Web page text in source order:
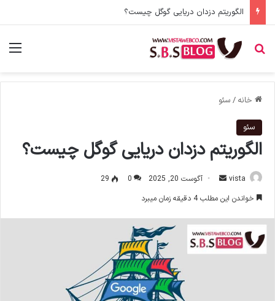
جستجو برای
خانه / سئو
سئو
الگوریتم دزدان دریایی گوگل چیست؟
vista
ا
ل
ا
آگوست 20, 2025 0
29
خواندن این مطلب 4 دقیقه زمان میبرد